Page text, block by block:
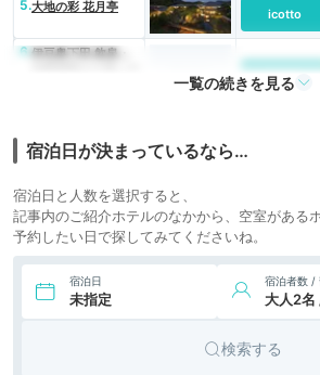
5.大地の彩 花月亭 icotto
6. 伊豆奥下田 飲泉・
自家源泉かけ流しの
icotto
き
一覧の続きを見る
宿泊日が決まっているなら…
宿泊日と人数を選択すると、
記事内のご紹介ホテルのなかから、空室がある
予約したい日で探してみてくださいね。
宿泊日
未指定
宿泊者数 /
大人2名
検索する